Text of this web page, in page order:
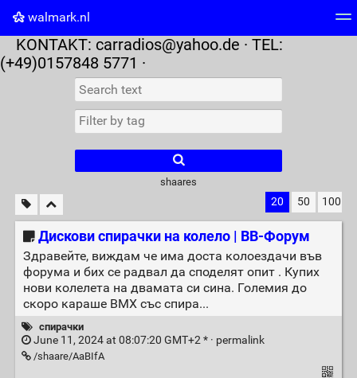
walmark.nl
Tag cloud Picture wall Daily RSS Feed
KONTAKT: carradios@yahoo.de · TEL:
(+49)0157848 5771 ·
shaares
20 50 100
Дискови спирачки на колело | BB-Форум
Здравейте, виждам че има доста колоездачи във
форума и бих се радвал да споделят опит . Купих
нови колелета на двамата си сина. Големия до
скоро караше BMX със спира...
спирачки
June 11, 2024 at 08:07:20 GMT+2 * · permalink
/shaare/AaBIfA